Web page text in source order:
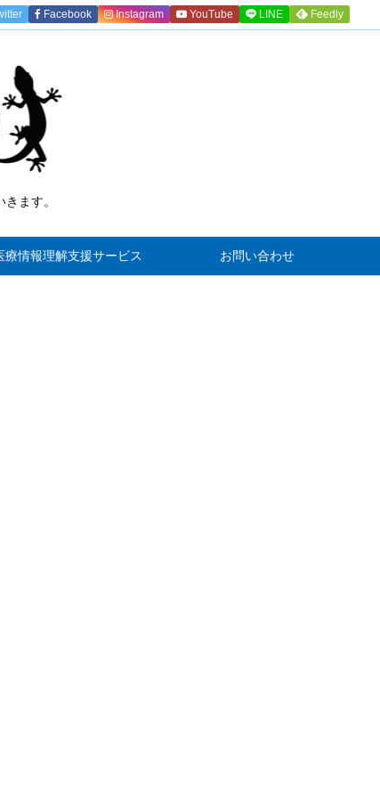
ます。
療情報理解支援サービス お問い合わせ
Facebook Instagram YouTube LINE Feedly